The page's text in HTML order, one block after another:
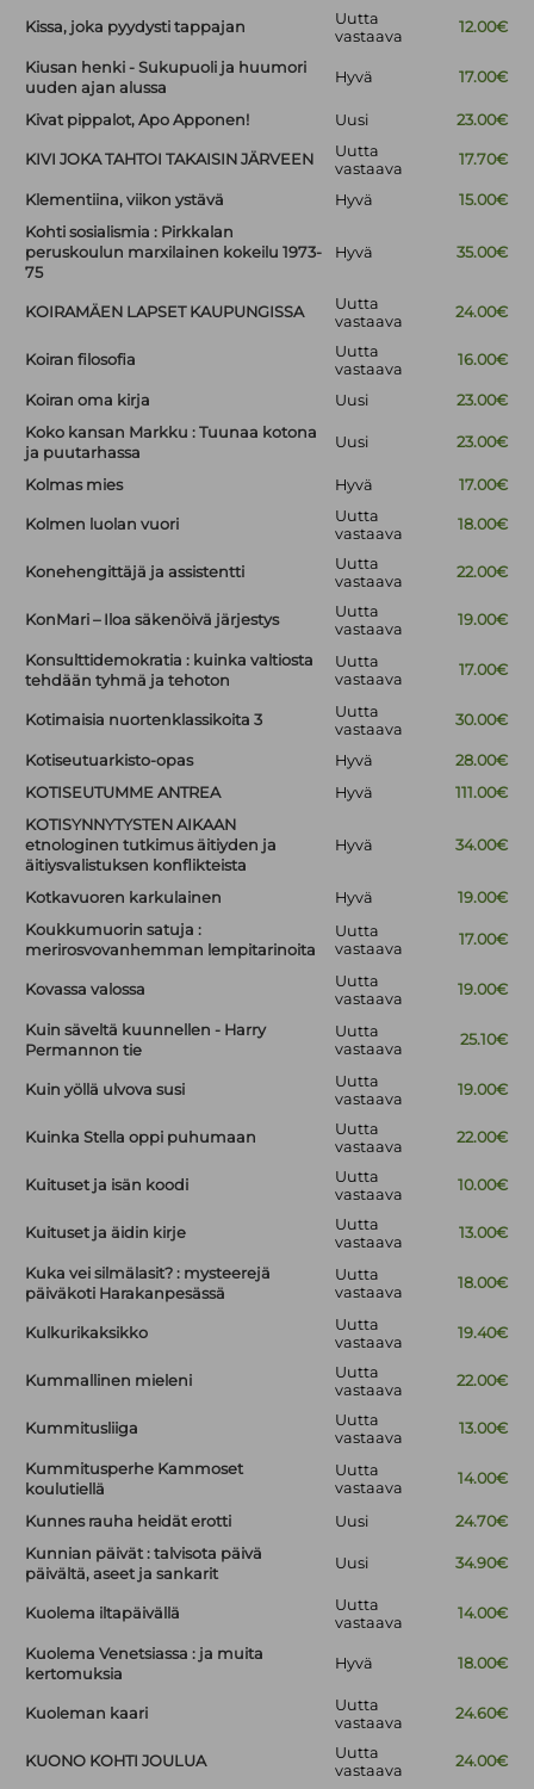
Kissa, joka pyydysti tappajan
Uutta
vastaava
12.00€
Kiusan henki - Sukupuoli ja huumori
uuden ajan alussa
Hyvä 17.00€
Kivat pippalot, Apo Apponen! Uusi 23.00€
KIVI JOKA TAHTOI TAKAISIN JÄRVEEN
Uutta
vastaava
17.70€
Klementiina, viikon ystävä Hyvä
15.00€
Kohti sosialismia : Pirkkalan
peruskoulun marxilainen kokeilu 1973-
75
Hyvä 35.00€
KOIRAMÄEN LAPSET KAUPUNGISSA
Uutta
vastaava
24.00€
Koiran filosofia
Uutta
vastaava
16.00€
Koiran oma kirja Uusi
23.00€
Koko kansan Markku : Tuunaa kotona
ja puutarhassa
Uusi 23.00€
Kolmas mies Hyvä 17.00€
Kolmen luolan vuori
Uutta
vastaava
18.00€
Konehengittäjä ja assistentti
Uutta
vastaava
22.00€
KonMari – Iloa säkenöivä järjestys
Uutta
vastaava
19.00€
Konsulttidemokratia : kuinka valtiosta
tehdään tyhmä ja tehoton
Uutta
vastaava
17.00€
Kotimaisia nuortenklassikoita 3
Uutta
vastaava
30.00€
Kotiseutuarkisto-opas Hyvä
28.00€
KOTISEUTUMME ANTREA
Hyvä
111.00€
KOTISYNNYTYSTEN AIKAAN
etnologinen tutkimus äitiyden ja
äitiysvalistuksen konflikteista
Hyvä 34.00€
Kotkavuoren karkulainen Hyvä
19.00€
Koukkumuorin satuja :
merirosvovanhemman lempitarinoita
Uutta
vastaava
17.00€
Kovassa valossa
Uutta
vastaava
19.00€
Kuin säveltä kuunnellen - Harry
Permannon tie
Uutta
vastaava
25.10€
Kuin yöllä ulvova susi
Uutta
vastaava
19.00€
Kuinka Stella oppi puhumaan
Uutta
vastaava
22.00€
Kuituset ja isän koodi
Uutta
vastaava
10.00€
Kuituset ja äidin kirje
Uutta
vastaava
13.00€
Kuka vei silmälasit? : mysteerejä
päiväkoti Harakanpesässä
Uutta
vastaava
18.00€
Kulkurikaksikko
Uutta
vastaava
19.40€
Kummallinen mieleni
Uutta
vastaava
22.00€
Kummitusliiga
Uutta
vastaava
13.00€
Kummitusperhe Kammoset
koulutiellä
Uutta
vastaava
14.00€
Kunnes rauha heidät erotti Uusi
24.70€
Kunnian päivät : talvisota päivä
päivältä, aseet ja sankarit
Uusi 34.90€
Kuolema iltapäivällä
Uutta
vastaava
14.00€
Kuolema Venetsiassa : ja muita
kertomuksia
Hyvä 18.00€
Kuoleman kaari
Uutta
vastaava
24.60€
KUONO KOHTI JOULUA
Uutta
vastaava
24.00€